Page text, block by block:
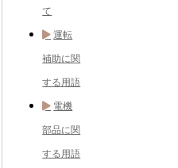
て
運転
補助に関
する用語
電機
部品に関
する用語